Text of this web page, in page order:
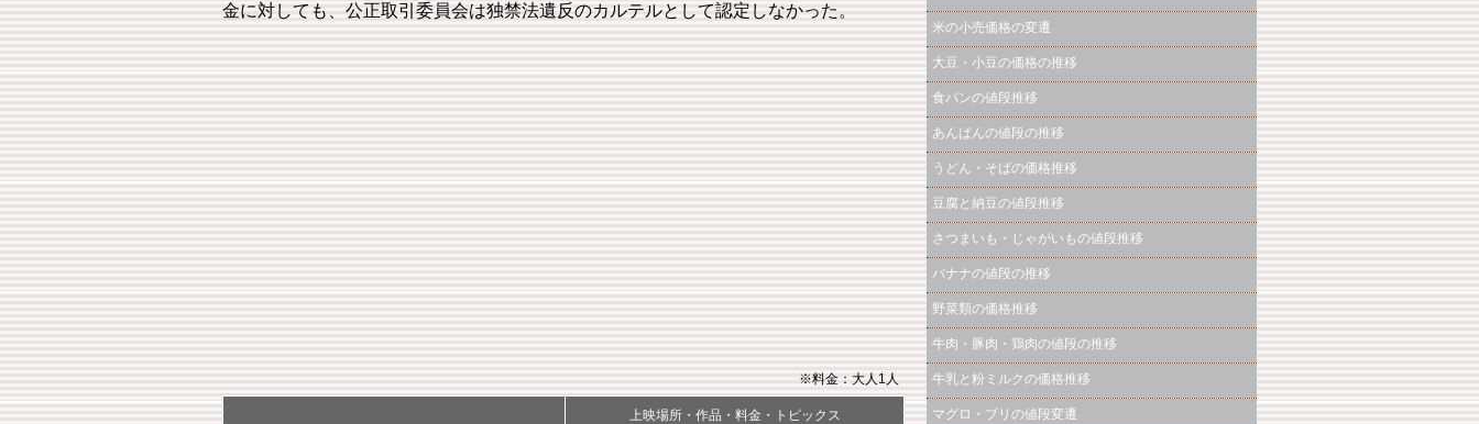
金に対しても、公正取引委員会は独禁法遺反のカルテルとして認定しなかった。
※料金：大人1人
上映場所・作品・料金・トピックス
米の小売価格の変遷
大豆・小豆の価格の推移
食パンの値段推移
あんぱんの値段の推移
うどん・そばの価格推移
豆腐と納豆の値段推移
さつまいも・じゃがいもの値段推移
バナナの値段の推移
野菜類の価格推移
牛肉・豚肉・鶏肉の値段の推移
牛乳と粉ミルクの価格推移
マグロ・ブリの値段変遷